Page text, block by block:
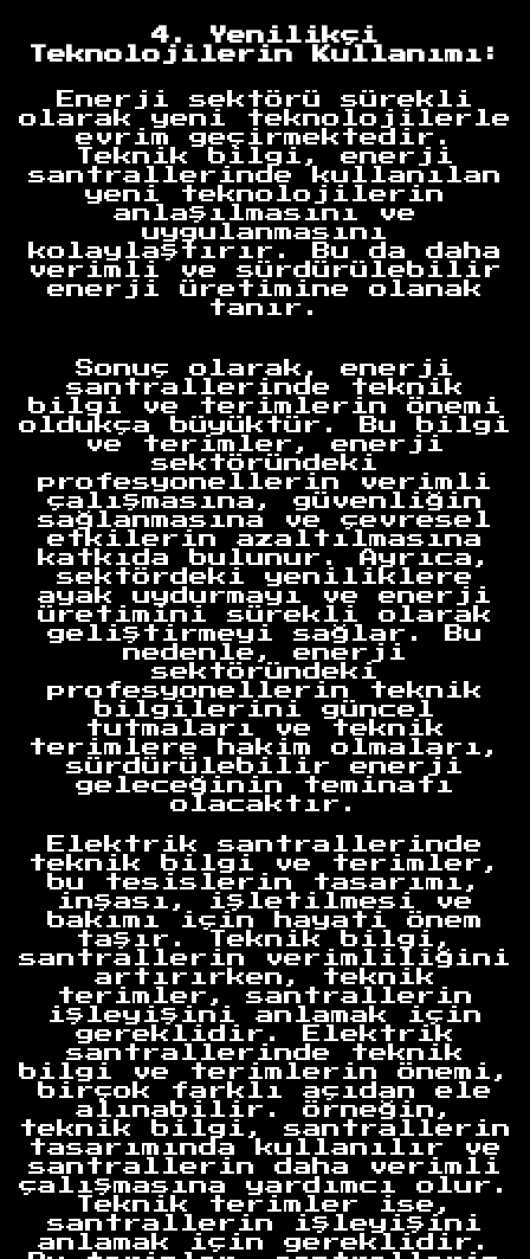
4. Yenilikçi
Teknolojilerin Kullanımı:
Enerji sektörü sürekli
olarak yeni teknolojilerle
evrim geçirmektedir.
Teknik bilgi, enerji
santrallerinde kullanılan
yeni teknolojilerin
anlaşılmasını ve
uygulanmasını
kolaylaştırır. Bu da daha
verimli ve sürdürülebilir
enerji üretimine olanak
tanır.
Sonuç olarak, enerji
santrallerinde teknik
bilgi ve terimlerin önemi
oldukça büyüktür. Bu bilgi
ve terimler, enerji
sektöründeki
profesyonellerin verimli
çalışmasına, güvenliğin
sağlanmasına ve çevresel
etkilerin azaltılmasına
katkıda bulunur. Ayrıca,
sektördeki yeniliklere
ayak uydurmayı ve enerji
üretimini sürekli olarak
geliştirmeyi sağlar. Bu
nedenle, enerji
sektöründeki
profesyonellerin teknik
bilgilerini güncel
tutmaları ve teknik
terimlere hakim olmaları,
sürdürülebilir enerji
geleceğinin teminatı
olacaktır.
Elektrik santrallerinde
teknik bilgi ve terimler,
bu tesislerin tasarımı,
inşası, işletilmesi ve
bakımı için hayati önem
taşır. Teknik bilgi,
santrallerin verimliliğini
artırırken, teknik
terimler, santrallerin
işleyişini anlamak için
gereklidir. Elektrik
santrallerinde teknik
bilgi ve terimlerin önemi,
birçok farklı açıdan ele
alınabilir. Örneğin,
teknik bilgi, santrallerin
tasarımında kullanılır ve
santrallerin daha verimli
çalışmasına yardımcı olur.
Teknik terimler ise,
santrallerin işleyişini
anlamak için gereklidir.